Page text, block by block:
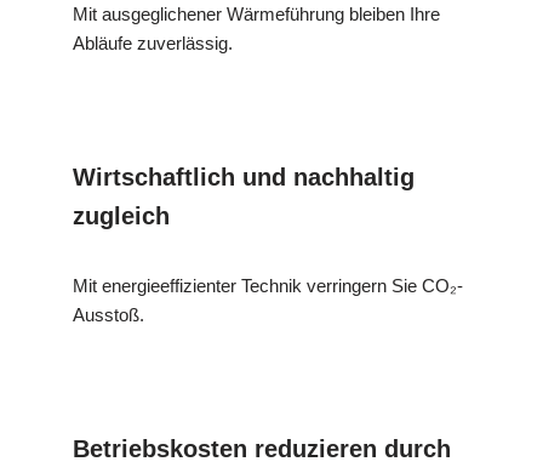
Mit ausgeglichener Wärmeführung bleiben Ihre
Abläufe zuverlässig.
Wirtschaftlich und nachhaltig
zugleich
Mit energieeffizienter Technik verringern Sie CO₂-
Ausstoß.
Betriebskosten reduzieren durch